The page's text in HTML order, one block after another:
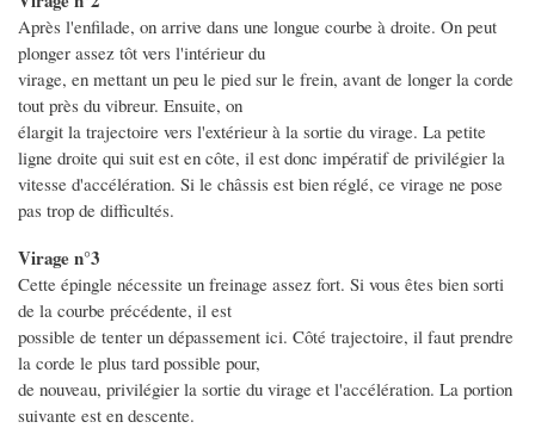
Après l'enfilade, on arrive dans une longue courbe à droite. On peut
plonger assez tôt vers l'intérieur du
virage, en mettant un peu le pied sur le frein, avant de longer la corde
tout près du vibreur. Ensuite, on
élargit la trajectoire vers l'extérieur à la sortie du virage. La petite
ligne droite qui suit est en côte, il est donc impératif de privilégier la
vitesse d'accélération. Si le châssis est bien réglé, ce virage ne pose
pas trop de difficultés.
Virage n°3
Cette épingle nécessite un freinage assez fort. Si vous êtes bien sorti
de la courbe précédente, il est
possible de tenter un dépassement ici. Côté trajectoire, il faut prendre
la corde le plus tard possible pour,
de nouveau, privilégier la sortie du virage et l'accélération. La portion
suivante est en descente.